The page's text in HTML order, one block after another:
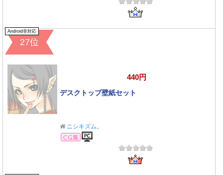
27位
Android非対応
440円
デスクトップ壁紙セット
ニシキズム。
CG集